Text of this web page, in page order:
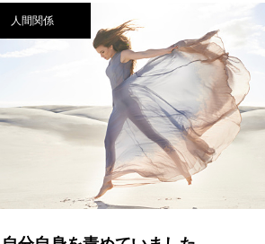
人間関係